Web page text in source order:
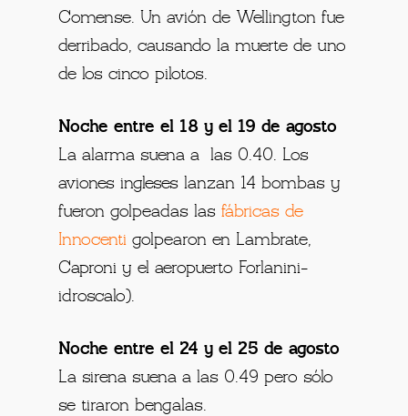
Comense. Un avión de Wellington fue
derribado, causando la muerte de uno
de los cinco pilotos.
Noche entre el 18 y el 19 de agosto
La alarma suena a las 0.40. Los
aviones ingleses lanzan 14 bombas y
fueron golpeadas lasfábricas de
Innocenti golpearon en Lambrate,
Caproni y el aeropuerto Forlanini-
idroscalo).
Noche entre el 24 y el 25 de agosto
La sirena suena a las 0.49 pero sólo
se tiraron bengalas.